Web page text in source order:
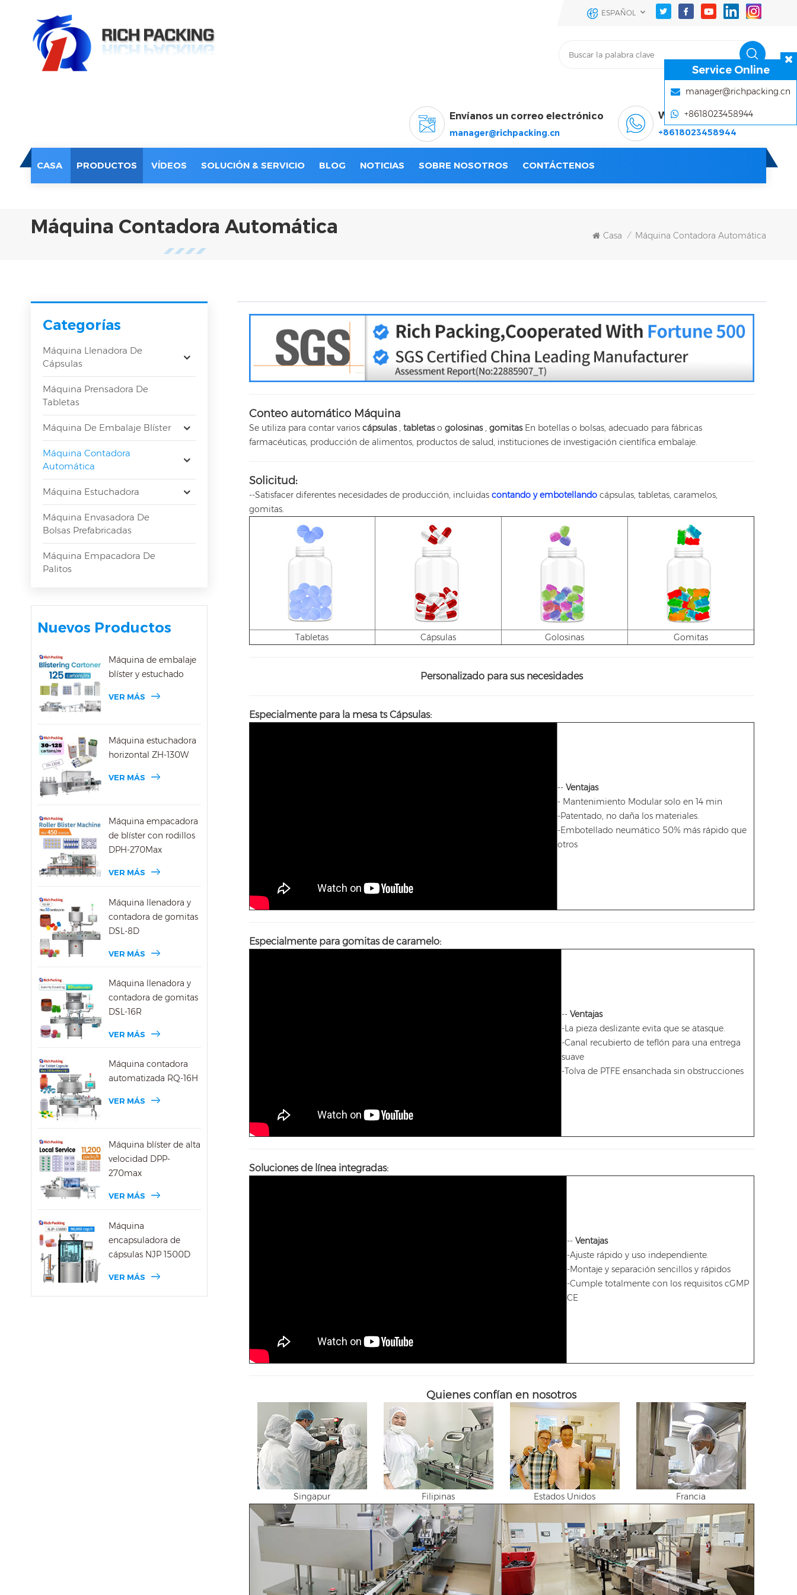
ESPAÑOL
Envíanos un correo electrónico
manager@richpacking.cn
WhatsApp & Wechat
+8618023458944
CASA PRODUCTOS VÍDEOS SOLUCIÓN & SERVICIO BLOG NOTICIAS SOBRE NOSOTROS CONTÁCTENOS
Máquina Contadora Automática Casa / Máquina Contadora Automática
Categorías
Máquina Llenadora De
Cápsulas
Máquina Prensadora De
Tabletas
Máquina De Embalaje Blíster
Máquina Contadora
Automática
Máquina Estuchadora
Máquina Envasadora De
Bolsas Prefabricadas
Máquina Empacadora De
Palitos
Nuevos Productos
Máquina de embalaje
blíster y estuchado
VER MÁS
Máquina estuchadora
horizontal ZH-130W
VER MÁS
Máquina empacadora
de blíster con rodillos
DPH-270Max
VER MÁS
Máquina llenadora y
contadora de gomitas
DSL-8D
VER MÁS
Máquina llenadora y
contadora de gomitas
DSL-16R
VER MÁS
Máquina contadora
automatizada RQ-16H
VER MÁS
Máquina blíster de alta
velocidad DPP-
270max
VER MÁS
Máquina
encapsuladora de
cápsulas NJP 1500D
VER MÁS
Conteo automático Máquina
Se utiliza para contar varios cápsulas, tabletaso golosinas, gomitas En botellas o bolsas, adecuado para fábricas
farmacéuticas, producción de alimentos, productos de salud, instituciones de investigación científica embalaje.
Solicitud:
--Satisfacer diferentes necesidades de producción, incluidas contando y embotellando cápsulas, tabletas, caramelos,
gomitas.
Tabletas Cápsulas Golosinas Gomitas
Personalizado para sus necesidades
Especialmente para la mesa tsCápsulas:
-- Ventajas
- Mantenimiento Modular solo en 14 min
-Patentado, no daña los materiales.
-Embotellado neumático 50% más rápido que
otros
Especialmente para gomitas de caramelo:
-- Ventajas
-La pieza deslizante evita que se atasque.
-Canal recubierto de teflón para una entrega
suave
-Tolva de PTFE ensanchada sin obstrucciones
Soluciones de línea integradas:
-- Ventajas
-Ajuste rápido y uso independiente.
-Montaje y separación sencillos y rápidos
-Cumple totalmente con los requisitos cGMP
CE
Quienes confían en nosotros
Singapur Filipinas Estados Unidos Francia
Service Online
manager@richpacking.cn
+8618023458944